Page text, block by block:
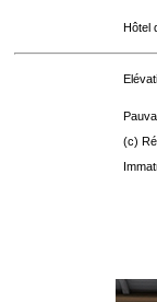
Hôtel
(c)